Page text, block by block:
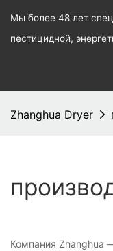
Мы более 48 лет
пестицидной,
Zhanghua Dryer
Компания Zhanghua